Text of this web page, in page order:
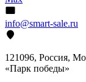
info@smart-sale.ru
121096, Россия,
«Парк победы»